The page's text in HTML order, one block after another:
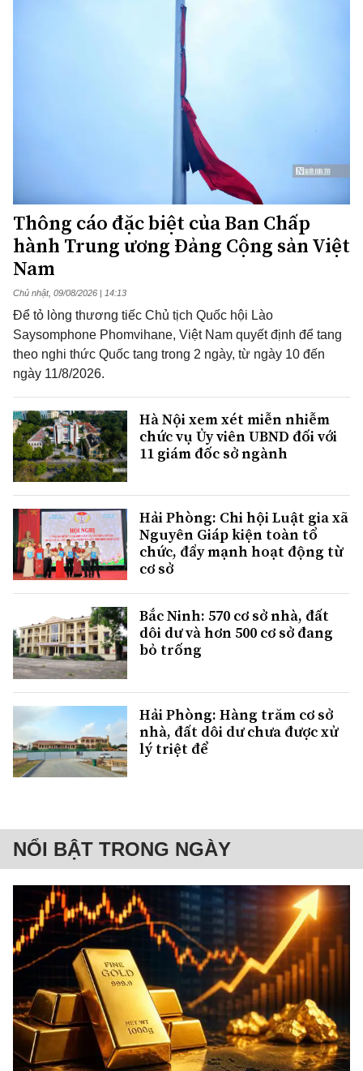
Thông cáo đặc biệt của Ban Chấp
hành Trung ương Đảng Cộng sản Việt
Nam
Chủ nhật, 09/08/2026 | 14:13
Để tỏ lòng thương tiếc Chủ tịch Quốc hội Lào
Saysomphone Phomvihane, Việt Nam quyết định để tang
theo nghi thức Quốc tang trong 2 ngày, từ ngày 10 đến
ngày 11/8/2026.
Hà Nội xem xét miễn nhiễm
chức vụ Ủy viên UBND đối với
11 giám đốc sở ngành
Hải Phòng: Chi hội Luật gia xã
Nguyên Giáp kiện toàn tổ
chức, đẩy mạnh hoạt động từ
cơ sở
Bắc Ninh: 570 cơ sở nhà, đất
dôi dư và hơn 500 cơ sở đang
bỏ trống
Hải Phòng: Hàng trăm cơ sở
nhà, đất dôi dư chưa được xử
lý triệt để
NỔI BẬT TRONG NGÀY